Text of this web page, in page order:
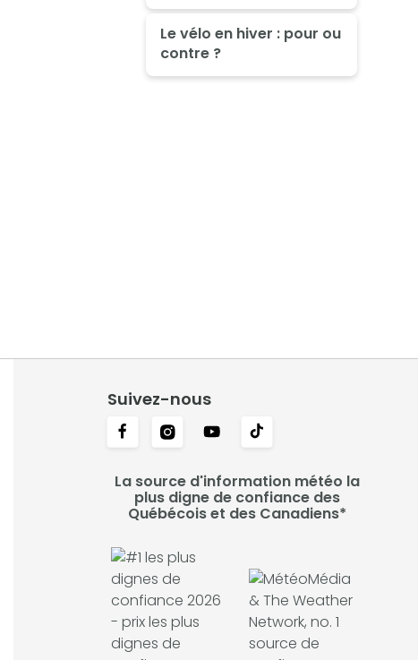
Le vélo en hiver : pour ou
contre ?
Suivez-nous
La source d'information météo la
plus digne de confiance des
Québécois et des Canadiens*